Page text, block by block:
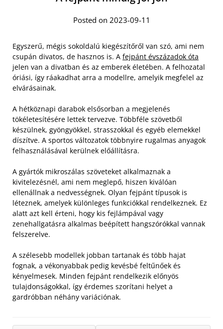
Posted on 2023-09-11
Egyszerű, mégis sokoldalú kiegészítőről van szó, ami nem
csupán divatos, de hasznos is. A fejpánt évszázadok óta
jelen van a divatban és az emberek életében. A felhozatal
óriási, így ráakadhat arra a modellre, amelyik megfelel az
elvárásainak.
A hétköznapi darabok elsősorban a megjelenés
tökéletesítésére lettek tervezve. Többféle szövetből
készülnek, gyöngyökkel, strasszokkal és egyéb elemekkel
díszítve. A sportos változatok többnyire rugalmas anyagok
felhasználásával kerülnek előállításra.
A gyártók mikroszálas szöveteket alkalmaznak a
kivitelezésnél, ami nem meglepő, hiszen kiválóan
ellenállnak a nedvességnek. Olyan fejpánt típusok is
léteznek, amelyek különleges funkciókkal rendelkeznek. Ez
alatt azt kell érteni, hogy kis fejlámpával vagy
zenehallgatásra alkalmas beépített hangszórókkal vannak
felszerelve.
A szélesebb modellek jobban tartanak és több hajat
fognak, a vékonyabbak pedig kevésbé feltűnőek és
kényelmesek. Minden fejpánt rendelkezik előnyös
tulajdonságokkal, így érdemes szorítani helyet a
gardróbban néhány variációnak.